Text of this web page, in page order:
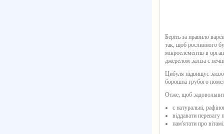
Беріть за правило
так, щоб рослинного
мікроелементів в
джерелом заліза є
Цибуля підвищує
борошна грубого
Отже, щоб
є натуральні,
віддавати перевагу
пам'ятати про